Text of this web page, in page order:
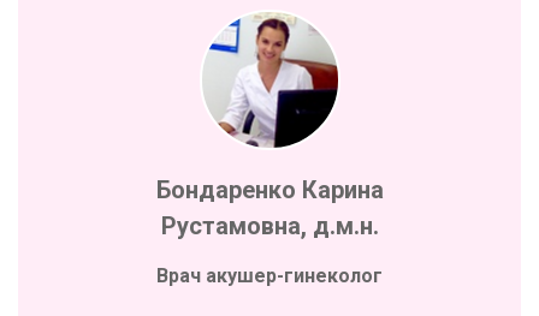
Бондаренко Карина
Рустамовна, д.м.н.
Врач акушер-гинеколог